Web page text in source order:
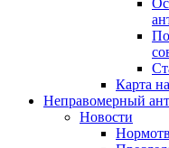
Карта
Неправомерный
Новости